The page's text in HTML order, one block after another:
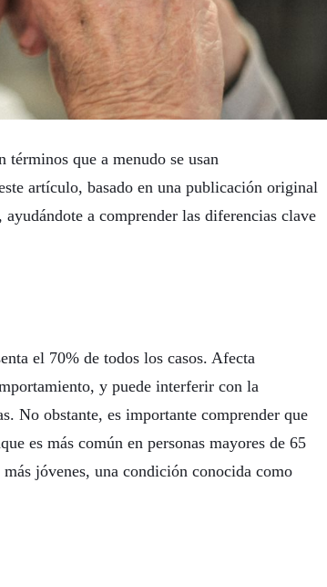
términos que a menudo se usan
artículo, basado en una publicación original
ayudándote a comprender las diferencias clave
el 70% de todos los casos. Afecta
y puede interferir con la
No obstante, es importante comprender que
es más común en personas mayores de 65
jóvenes, una condición conocida como